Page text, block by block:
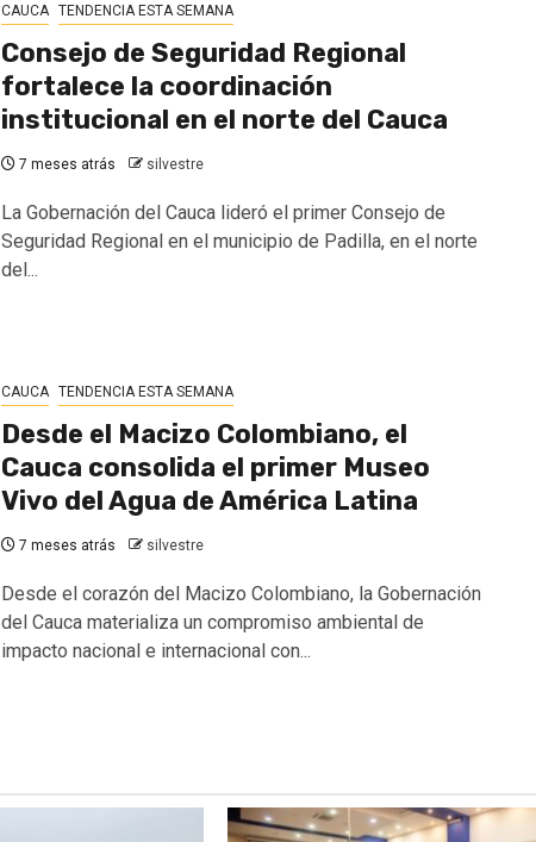
CAUCA TENDENCIA ESTA SEMANA
Consejo de Seguridad Regional
fortalece la coordinación
institucional en el norte del Cauca
7 meses atrás silvestre
La Gobernación del Cauca lideró el primer Consejo de
Seguridad Regional en el municipio de Padilla, en el norte
del...
CAUCA TENDENCIA ESTA SEMANA
Desde el Macizo Colombiano, el
Cauca consolida el primer Museo
Vivo del Agua de América Latina
7 meses atrás silvestre
Desde el corazón del Macizo Colombiano, la Gobernación
del Cauca materializa un compromiso ambiental de
impacto nacional e internacional con...